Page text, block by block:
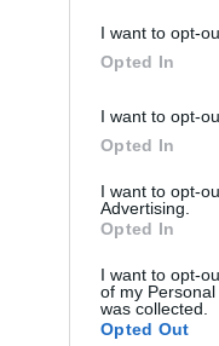
I want to opt-
Opted In
I want to opt-
Opted In
I want to opt-
Advertising.
Opted In
I want to opt-
of my
was collected.
Opted Out